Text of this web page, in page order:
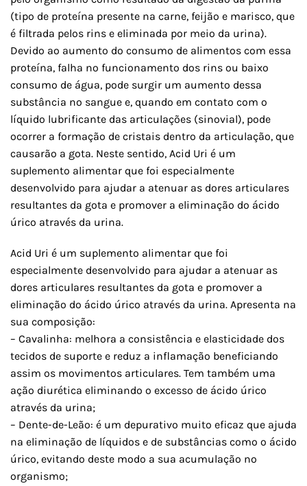
(tipo de proteína presente na carne, feijão e marisco, que
é filtrada pelos rins e eliminada por meio da urina).
Devido ao aumento do consumo de alimentos com essa
proteína, falha no funcionamento dos rins ou baixo
consumo de água, pode surgir um aumento dessa
substância no sangue e, quando em contato com o
líquido lubrificante das articulações (sinovial), pode
ocorrer a formação de cristais dentro da articulação, que
causarão a gota. Neste sentido, Acid Uri é um
suplemento alimentar que foi especialmente
desenvolvido para ajudar a atenuar as dores articulares
resultantes da gota e promover a eliminação do ácido
úrico através da urina.
Acid Uri é um suplemento alimentar que foi
especialmente desenvolvido para ajudar a atenuar as
dores articulares resultantes da gota e promover a
eliminação do ácido úrico através da urina. Apresenta na
sua composição:
– Cavalinha: melhora a consistência e elasticidade dos
tecidos de suporte e reduz a inflamação beneficiando
assim os movimentos articulares. Tem também uma
ação diurética eliminando o excesso de ácido úrico
através da urina;
– Dente-de-Leão: é um depurativo muito eficaz que ajuda
na eliminação de líquidos e de substâncias como o ácido
úrico, evitando deste modo a sua acumulação no
organismo;